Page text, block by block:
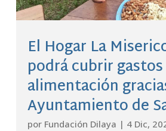
El Hogar La
podrá cubrir
alimentación
Ayuntamiento de
por Fundación Dilaya | 4 Dic,